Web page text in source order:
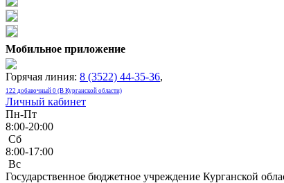
Мобильное приложение
Горячая линия: 8 (3522) 44-35-36,
122 добавочный 0 (В Курганской области)
Личный кабинет
Пн-Пт
8:00-20:00
Сб
8:00-17:00
Bc
Государственное бюджетное учреждение Курганской